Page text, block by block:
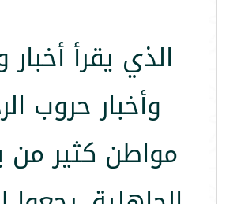
الذي يقرأ
وأخبار حروب
مواطن كثير من